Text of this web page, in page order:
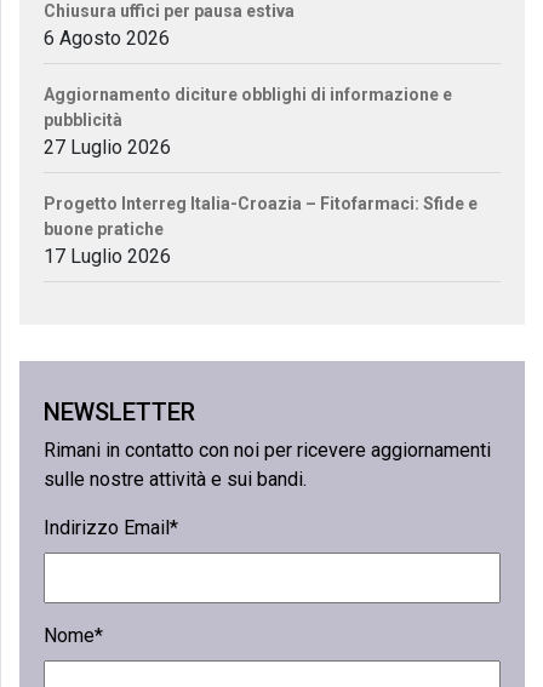
Chiusura uffici per pausa estiva
6 Agosto 2026
Aggiornamento diciture obblighi di informazione e
pubblicità
27 Luglio 2026
Progetto Interreg Italia-Croazia – Fitofarmaci: Sfide e
buone pratiche
17 Luglio 2026
NEWSLETTER
Rimani in contatto con noi per ricevere aggiornamenti
sulle nostre attività e sui bandi.
Indirizzo Email*
Nome*